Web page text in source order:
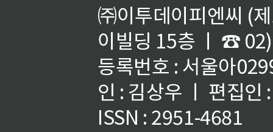
㈜이투데이피엔씨 (
이빌딩 15층 ㅣ ☎
등록번호 : 서울아
인 : 김상우 ㅣ 편집인
ISSN : 2951-4681